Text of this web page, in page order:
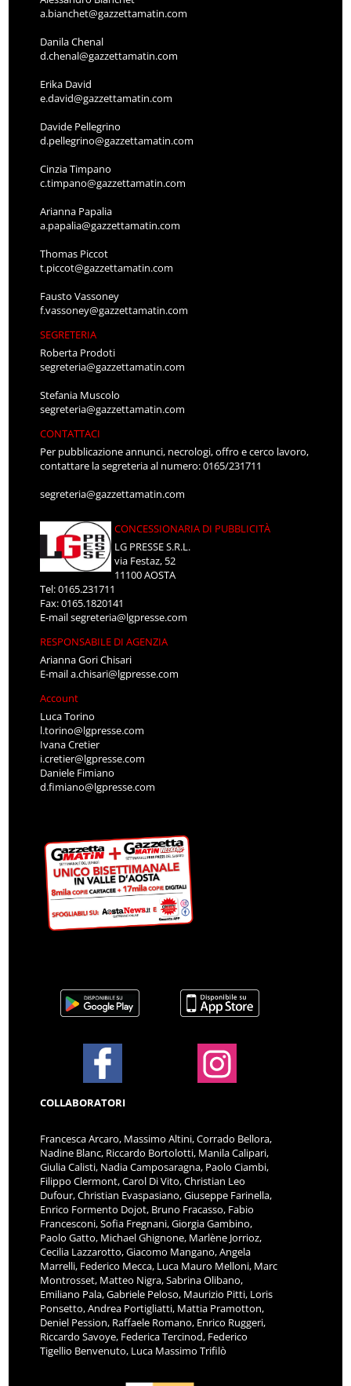
a.bianchet@gazzettamatin.com
Danila Chenal
d.chenal@gazzettamatin.com
Erika David
e.david@gazzettamatin.com
Davide Pellegrino
d.pellegrino@gazzettamatin.com
Cinzia Timpano
c.timpano@gazzettamatin.com
Arianna Papalia
a.papalia@gazzettamatin.com
Thomas Piccot
t.piccot@gazzettamatin.com
Fausto Vassoney
f.vassoney@gazzettamatin.com
SEGRETERIA
Roberta Prodoti
segreteria@gazzettamatin.com
Stefania Muscolo
segreteria@gazzettamatin.com
CONTATTACI
Per pubblicazione annunci, necrologi, offro e cerco lavoro,
contattare la segreteria al numero: 0165/231711
segreteria@gazzettamatin.com
CONCESSIONARIA DI PUBBLICITÀ
LG PRESSE S.R.L.
via Festaz, 52
11100 AOSTA
Tel: 0165.231711
Fax: 0165.1820141
E-mailsegreteria@lgpresse.com
RESPONSABILE DI AGENZIA
Arianna Gori Chisari
E-maila.chisari@lgpresse.com
Account
Luca Torino
l.torino@lgpresse.com
Ivana Cretier
i.cretier@lgpresse.com
Daniele Fimiano
d.fimiano@lgpresse.com
COLLABORATORI
Francesca Arcaro, Massimo Altini, Corrado Bellora,
Nadine Blanc, Riccardo Bortolotti, Manila Calipari,
Giulia Calisti, Nadia Camposaragna, Paolo Ciambi,
Filippo Clermont, Carol Di Vito, Christian Leo
Dufour, Christian Evaspasiano, Giuseppe Farinella,
Enrico Formento Dojot, Bruno Fracasso, Fabio
Francesconi, Sofia Fregnani, Giorgia Gambino,
Paolo Gatto, Michael Ghignone, Marlène Jorrioz,
Cecilia Lazzarotto, Giacomo Mangano, Angela
Marrelli, Federico Mecca, Luca Mauro Melloni, Marc
Montrosset, Matteo Nigra, Sabrina Olibano,
Emiliano Pala, Gabriele Peloso, Maurizio Pitti, Loris
Ponsetto, Andrea Portigliatti, Mattia Pramotton,
Deniel Pession, Raffaele Romano, Enrico Ruggeri,
Riccardo Savoye, Federica Tercinod, Federico
Tigellio Benvenuto, Luca Massimo Trifilò